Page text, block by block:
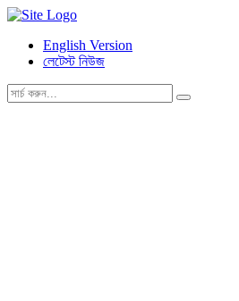
English Version
লেটেস্ট নিউজ